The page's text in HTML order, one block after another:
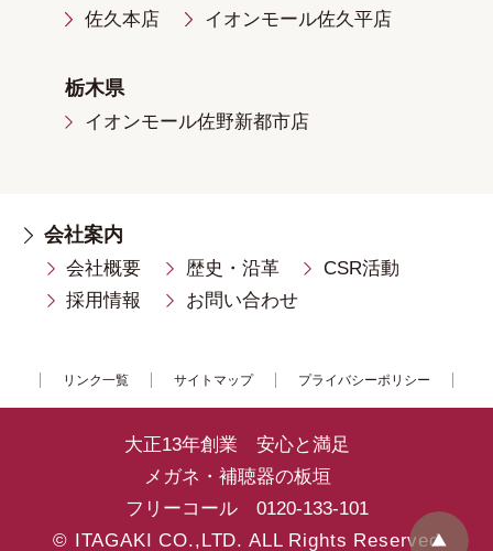
佐久本店 イオンモール佐久平店
栃木県
イオンモール佐野新都市店
会社案内
会社概要 歴史・沿革
CSR活動
採用情報
お問い合わせ
リンク一覧 サイトマップ プライバシーポリシー
大正13年創業 安心と満足
メガネ・補聴器の板垣
フリーコール 0120-133-101
© ITAGAKI CO.,LTD. ALL Rights Reserved